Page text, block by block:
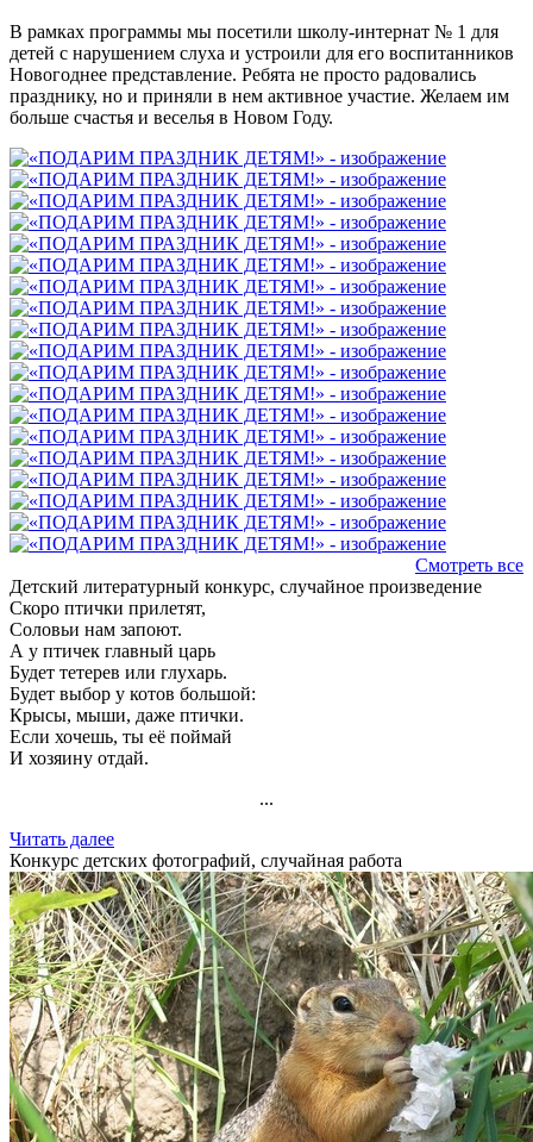
В рамках программы мы посетили школу-интернат № 1 для
детей с нарушением слуха и устроили для его воспитанников
Новогоднее представление. Ребята не просто радовались
празднику, но и приняли в нем активное участие. Желаем им
больше счастья и веселья в Новом Году.
Смотреть все
Детский литературный конкурс, случайное произведение
Скоро птички прилетят,
Соловьи нам запоют.
А у птичек главный царь
Будет тетерев или глухарь.
Будет выбор у котов большой:
Крысы, мыши, даже птички.
Если хочешь, ты её поймай
И хозяину отдай.
...
Читать далее
Конкурс детских фотографий, случайная работа